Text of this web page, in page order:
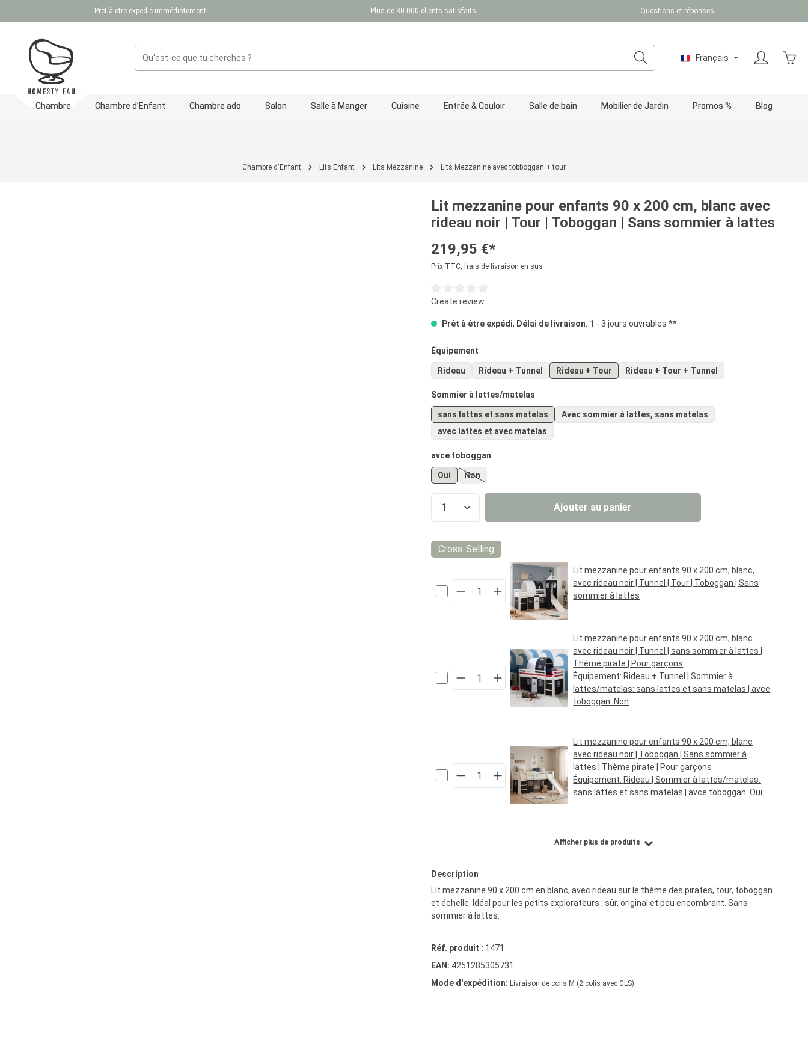
au contenu principal
Passer à la navigation principalePrêt à être expédié immédiatement Plus de 80.000 clients satisfaits Questions et réponses
Français
Chambre Chambre d'Enfant Chambre ado Salon Salle à Manger Cuisine Entrée & Couloir Salle de bain Mobilier de Jardin Promos % Blog
Chambre d'Enfant Lits Enfant Lits Mezzanine Lits Mezzanine avec tobboggan + tour
Lit mezzanine pour enfants 90 x 200 cm, blanc avec
rideau noir | Tour | Toboggan | Sans sommier à lattes
219,95 €*
Prix TTC, frais de livraison en sus
Note moyenne de 0 sur 5 étoiles
Create review
Prêt à être expédi, Délai de livraison. 1 - 3 jours ouvrables **
Sélectionnez
Équipement
Rideau Rideau + Tunnel Rideau + Tour Rideau + Tour + Tunnel
Sélectionnez
Sommier à lattes/matelas
sans lattes et sans matelas
Avec sommier à lattes, sans matelas
avec lattes et avec matelas
Sélectionnez
avce toboggan
Oui Non
(Cette option n'est pas disponible pour le moment.)
Quantité de produit : Entrez la quantité souhaitée ou
Ajouter au panier
Cross-Selling
Lit mezzanine pour enfants 90 x 200 cm, blanc,
avec rideau noir | Tunnel | Tour | Toboggan | Sans
sommier à lattes
Lit mezzanine pour enfants 90 x 200 cm, blanc
avec rideau noir | Tunnel | sans sommier à lattes |
Thème pirate | Pour garçons
Équipement: Rideau + Tunnel
| Sommier à
lattes/matelas:sans lattes et sans matelas
| avce
toboggan: Non
Lit mezzanine pour enfants 90 x 200 cm, blanc
avec rideau noir | Toboggan | Sans sommier à
lattes | Thème pirate | Pour garçons
Équipement: Rideau
| Sommier à lattes/matelas:
sans lattes et sans matelas
| avce toboggan:Oui
Afficher plus de produits
Description
Lit mezzanine 90 x 200 cm en blanc, avec rideau sur le thème des pirates, tour, toboggan
et échelle. Idéal pour les petits explorateurs : sûr, original et peu encombrant. Sans
sommier à lattes.
Réf. produit : 1471
EAN: 4251285305731
Mode d'expédition: Livraison de colis M (2 colis avec GLS)